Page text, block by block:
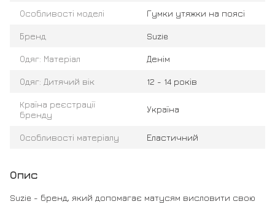
Особливості моделі Гумки утяжки на поясі
Бренд Suzie
Одяг: Матеріал Денім
Одяг: Дитячий вік 12 - 14 років
Країна реєстрації
бренду
Україна
Особливості матеріалу Еластичний
Опис
Suzie - бренд, який допомагає матусям висловити свою